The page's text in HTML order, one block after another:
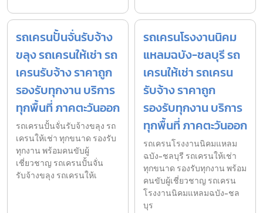
รถเครนปั้นจั่นรับจ้าง
ขลุง รถเครนให้เช่า รถ
เครนรับจ้าง ราคาถูก
รองรับทุกงาน บริการ
ทุกพื้นที่ ภาคตะวันออก
รถเครนปั้นจั่นรับจ้างขลุง รถ
เครนให้เช่า ทุกขนาด รองรับ
ทุกงาน พร้อมคนขับผู้
เชี่ยวชาญ รถเครนปั้นจั่น
รับจ้างขลุง รถเครนให้เ
รถเครนโรงงานนิคม
แหลมฉบัง-ชลบุรี รถ
เครนให้เช่า รถเครน
รับจ้าง ราคาถูก
รองรับทุกงาน บริการ
ทุกพื้นที่ ภาคตะวันออก
รถเครนโรงงานนิคมแหลม
ฉบัง-ชลบุรี รถเครนให้เช่า
ทุกขนาด รองรับทุกงาน พร้อม
คนขับผู้เชี่ยวชาญ รถเครน
โรงงานนิคมแหลมฉบัง-ชล
บุร